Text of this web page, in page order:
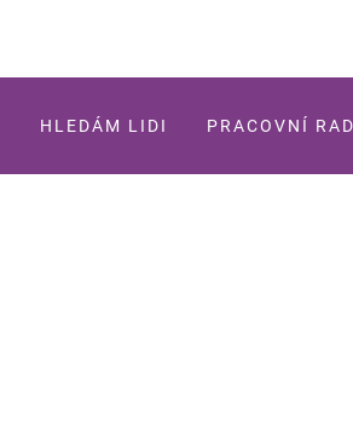
HLEDÁM LIDI PRACOVNÍ